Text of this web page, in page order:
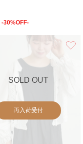
-30%OFF-
SOLD OUT
再入荷受付